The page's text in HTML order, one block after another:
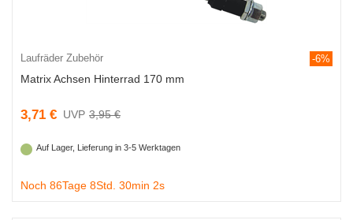
Laufräder Zubehör -6%
Matrix Achsen Hinterrad 170 mm
3,71 € 3,95 €
Auf Lager, Lieferung in 3-5 Werktagen
Noch 86Tage 8Std. 30min 1s